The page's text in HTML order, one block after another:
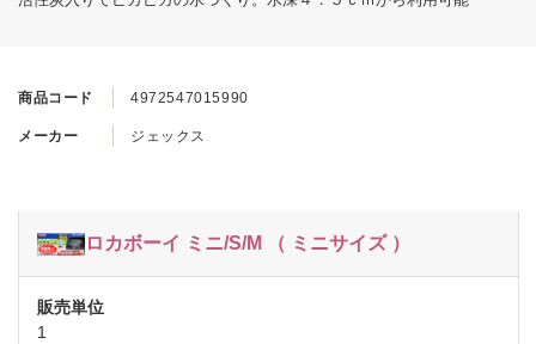
商品コード 4972547015990
メーカー ジェックス
ロカボーイ ミニ/S/M （ ミニサイズ ）
1